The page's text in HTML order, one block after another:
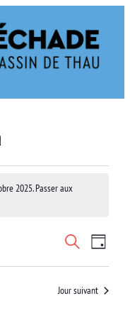
2025. Passer aux
et
Recherche
de
vues
Jour
Jour suivant